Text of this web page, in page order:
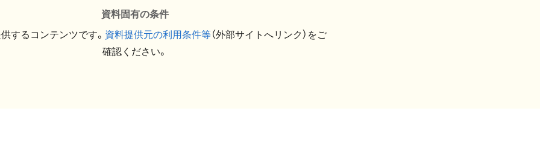
資料固有の条件
するコンテンツです。 資料提供元の利用条件等（外部サイトへリンク）をご
確認ください。